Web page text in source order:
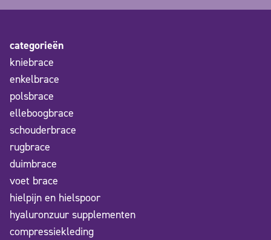
categorieën
kniebrace
enkelbrace
polsbrace
elleboogbrace
schouderbrace
rugbrace
duimbrace
voet brace
hielpijn en hielspoor
hyaluronzuur supplementen
compressiekleding